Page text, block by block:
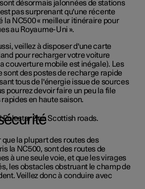
Polestar 2 on Scottish roads.
désormais jalonnées de stations
pas surprenant qu'une récente
la NC500 « meilleur itinéraire pour
au Royaume-Uni ».
veillez à disposer d'une carte
pour recharger votre voiture
couverture mobile est inégale). Les
sont des postes de recharge rapide
tous de l'énergie issue de sources
pourrez devoir faire un peu la file
en haute saison.
la plupart des routes des
la NC500, sont des routes de
à une seule voie, et que les virages
les obstacles obstruant le champ de
Veillez donc à conduire avec